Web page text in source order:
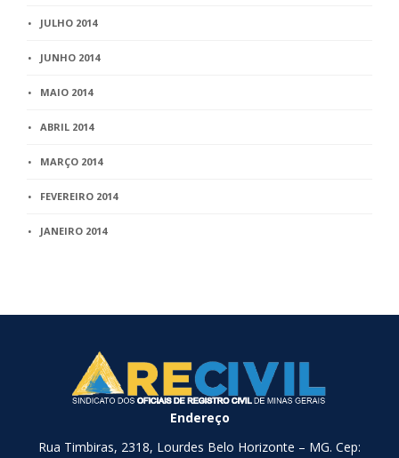
JULHO 2014
JUNHO 2014
MAIO 2014
ABRIL 2014
MARÇO 2014
FEVEREIRO 2014
JANEIRO 2014
Endereço
Rua Timbiras, 2318, Lourdes Belo Horizonte – MG. Cep: